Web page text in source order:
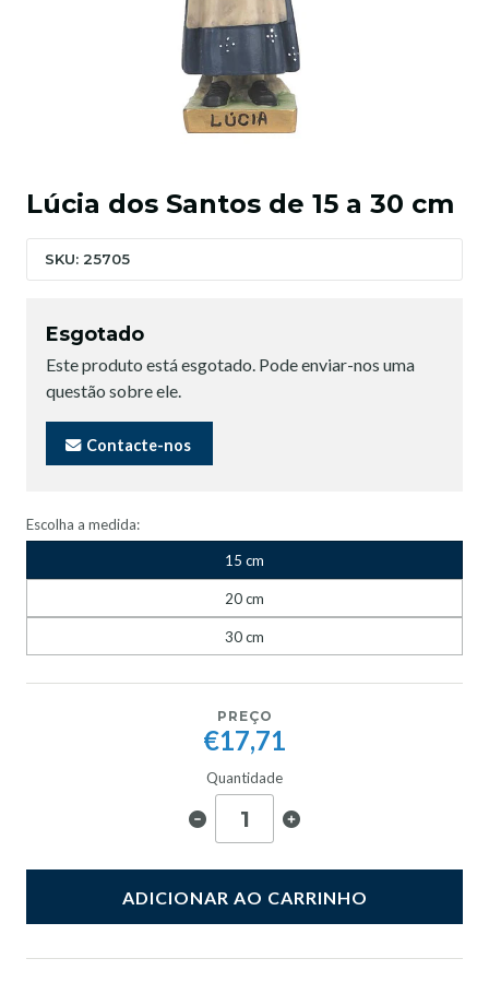
Lúcia dos Santos de 15 a 30 cm
SKU: 25705
Esgotado
Este produto está esgotado. Pode enviar-nos uma
questão sobre ele.
Contacte-nos
Escolha a medida:
15 cm
20 cm
30 cm
PREÇO
€17,71
Quantidade
ADICIONAR AO CARRINHO